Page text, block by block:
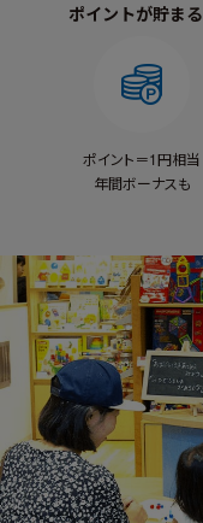
ポイントが貯まる
ポイント＝1円相当
年間ボーナスも